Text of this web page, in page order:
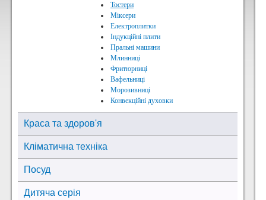
Тостери
Міксери
Електроплитки
Індукційні плити
Пральні машини
Млинниці
Фритюрниці
Вафельниці
Морозивниці
Конвекційні духовки
Краса та здоров'я
Кліматична техніка
Посуд
Дитяча серія